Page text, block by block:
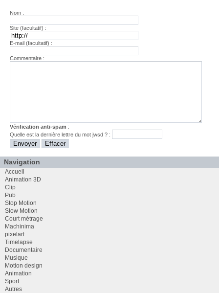
Nom :
Site (facultatif) :
E-mail (facultatif) :
Commentaire :
Vérification anti-spam :
Quelle est ladernière lettre du motjwsd ? :
Navigation
Accueil
Animation 3D
Clip
Pub
Stop Motion
Slow Motion
Court métrage
Machinima
pixelart
Timelapse
Documentaire
Musique
Motion design
Animation
Sport
Autres